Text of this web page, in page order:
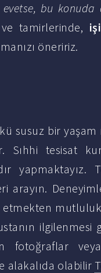
evetse, bu
tamirlerinde,
öneririz.
susuz bir
tesisat
yapmaktayız.
arayın.
mutluluk
ilgilenmesi
fotoğraflar
alakalıda olabilir